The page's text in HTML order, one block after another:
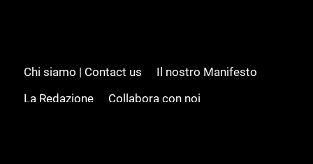
Chi siamo | Contact us
Il nostro Manifesto
La Redazione
Collabora con noi